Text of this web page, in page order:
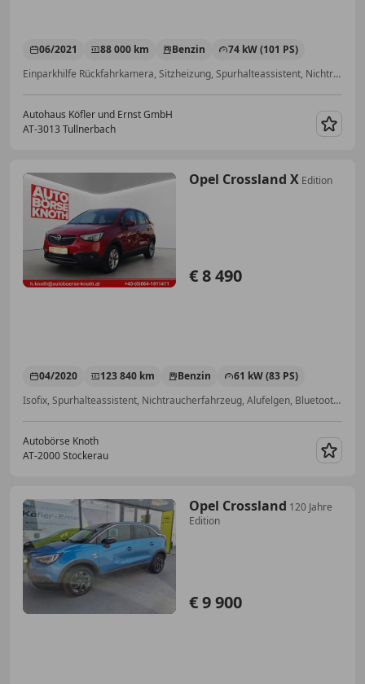
06/2021 88 000 km Benzin
74 kW (101 PS)
Einparkhilfe Rückfahrkamera, Sitzheizung, Spurhalteassistent, Nichtraucherfahrzeug, Alufelgen, Elektrische Fensterheber, Beheizbares Lenkrad, Fernlichtassistent
Autohaus Köfler und Ernst GmbH
AT-3013 Tullnerbach
Opel Crossland X Edition
€ 8 490
04/2020 123 840 km Benzin
61 kW (83 PS)
Isofix, Spurhalteassistent, Nichtraucherfahrzeug, Alufelgen, Bluetooth, Elektrische Fensterheber, Sitzheizung, Nebelscheinwerfer
Autobörse Knoth
AT-2000 Stockerau
Opel Crossland 120 Jahre
Edition
€ 9 900